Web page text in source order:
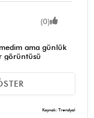
(0)
ama günlük
görüntüsü
Kaynak: Trendyol